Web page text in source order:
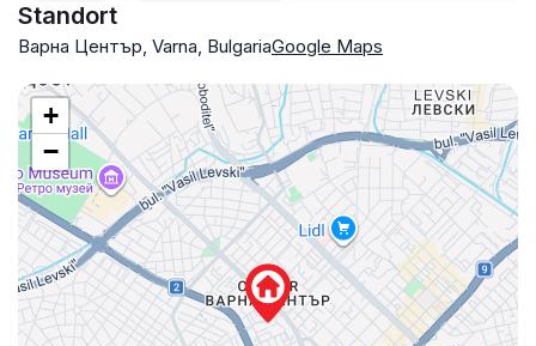
Standort
Варна Център, Varna, BulgariaGoogle Maps
+
−